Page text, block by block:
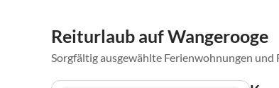
Reiturlaub auf Wangerooge
Sorgfältig ausgewählte Ferienwohnungen